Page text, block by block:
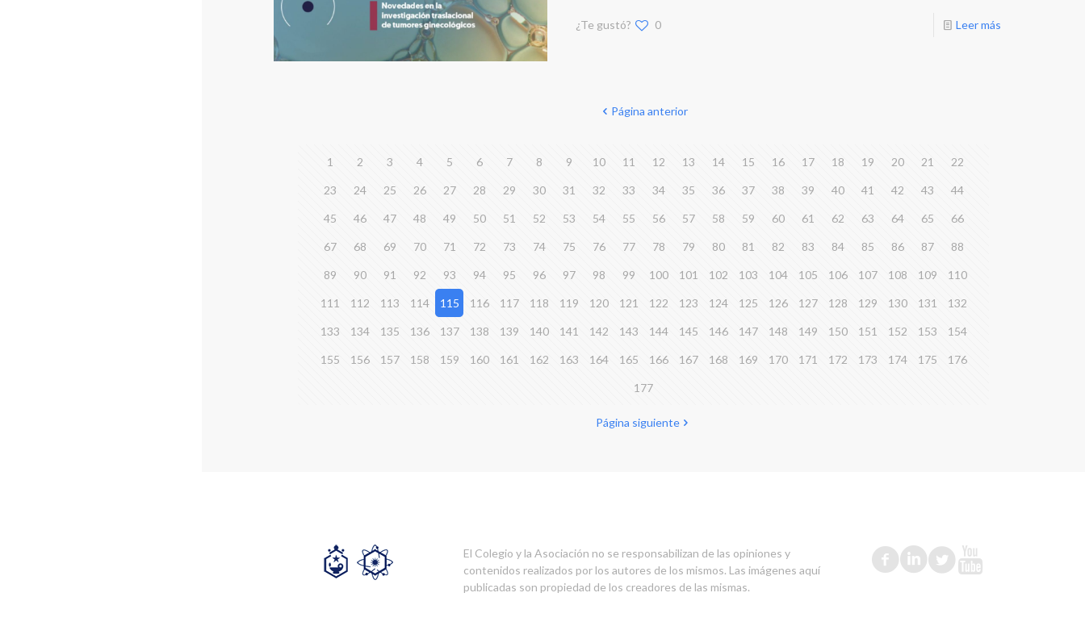
¿Te gustó? 0 Leer más
Página anterior
1 2 3 4 5 6 7 8 9 10 11 12 13 14 15 16 17 18 19 20 21 22
23 24 25 26 27 28 29 30 31 32 33 34 35 36 37 38 39 40 41 42 43 44
45 46 47 48 49 50 51 52 53 54 55 56 57 58 59 60 61 62 63 64 65 66
67 68 69 70 71 72 73 74 75 76 77 78 79 80 81 82 83 84 85 86 87 88
89 90 91 92 93 94 95 96 97 98 99 100 101 102 103 104 105 106 107 108 109 110
111 112 113 114 115 116 117 118 119 120 121 122 123 124 125 126 127 128 129 130 131 132
133 134 135 136 137 138 139 140 141 142 143 144 145 146 147 148 149 150 151 152 153 154
155 156 157 158 159 160 161 162 163 164 165 166 167 168 169 170 171 172 173 174 175 176
177
Página siguiente
El Colegio y la Asociación no se responsabilizan de las opiniones y
contenidos realizados por los autores de los mismos. Las imágenes aquí
publicadas son propiedad de los creadores de las mismas.